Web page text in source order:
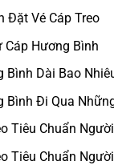
Đặt Vé Cáp Treo
Cáp Hương Bình
Bình Dài Bao
Bình Đi Qua
Tiêu Chuẩn
Tiêu Chuẩn